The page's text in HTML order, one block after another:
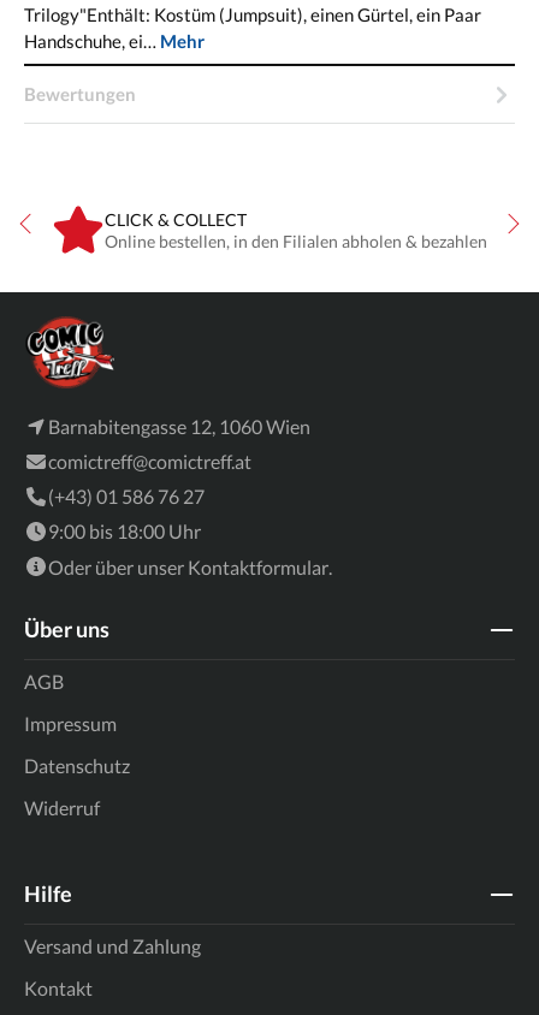
Trilogy"Enthält: Kostüm (Jumpsuit), einen Gürtel, ein Paar
Handschuhe, ei… Mehr
Bewertungen
CLICK & COLLECT
Online bestellen, in den Filialen abholen & bezahlen
Barnabitengasse 12, 1060 Wien
comictreff@comictreff.at
(+43) 01 586 76 27
9:00 bis 18:00 Uhr
Oder über unser Kontaktformular
Über uns
AGB
Impressum
Datenschutz
Widerruf
Hilfe
Versand und Zahlung
Kontakt